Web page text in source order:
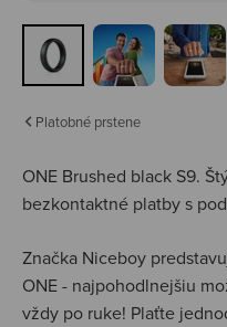
Platobné prstene
ONE Brushed black S9.
bezkontaktné platby s
Značka Niceboy
ONE - najpohodlnejšiu
vždy po ruke! Plaťte